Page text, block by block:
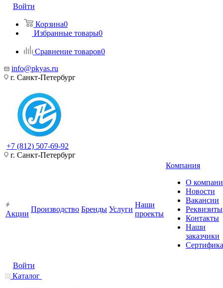
Войти
Корзина0
Избранные товары0
Сравнение товаров0
info@pkyas.ru
г. Санкт-Петербург
+7 (812) 507-69-92
г. Санкт-Петербург
Акции
Производство Бренды Услуги
Наши
проекты
Компания
О
Новости
Вакансии
Реквизиты
Контакты
Наши
заказчики
Войти
Каталог